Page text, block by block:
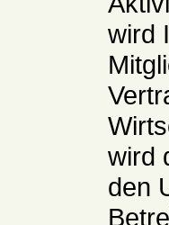
wird
wird
den